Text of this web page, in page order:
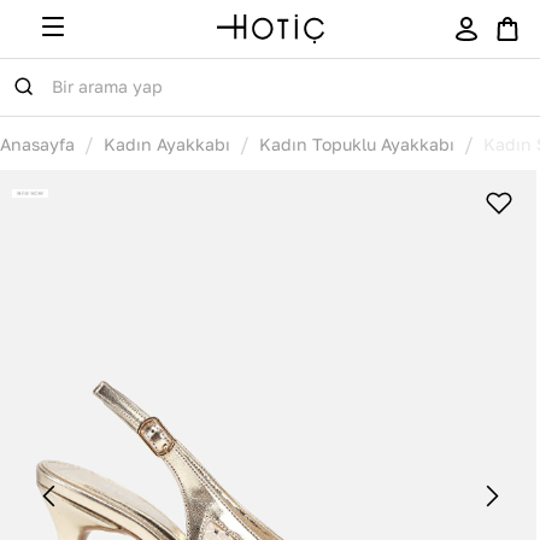
Anasayfa / Kadın Ayakkabı / Kadın Topuklu Ayakkabı /